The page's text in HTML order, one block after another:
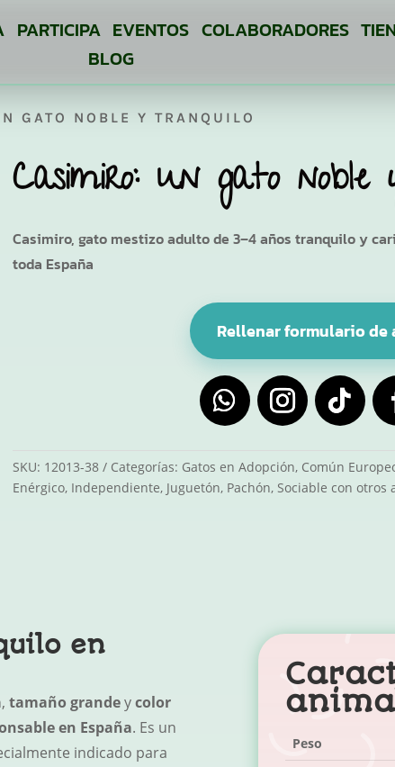
PARTICIPA EVENTOS COLABORADORES
BLOG
GATO NOBLE Y TRANQUILO
Casimiro: un gato
Casimiro, gato mestizo adulto de 3–4 años tranquilo y
toda España
Rellenar formulario de
SKU: 12013-38 Categorías: Gatos en Adopción, Común
Enérgico, Independiente, Juguetón, Pachón, Sociable con otros
en
, tamaño grandeycolor
en España. Es un
indicado para
Peso